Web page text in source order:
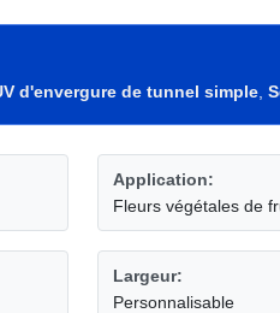
d'envergure de tunnel simple
Application:
Fleurs végétales de
Largeur:
Personnalisable